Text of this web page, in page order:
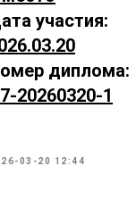
участия:
диплома:
20260320-1
03-20 12:44